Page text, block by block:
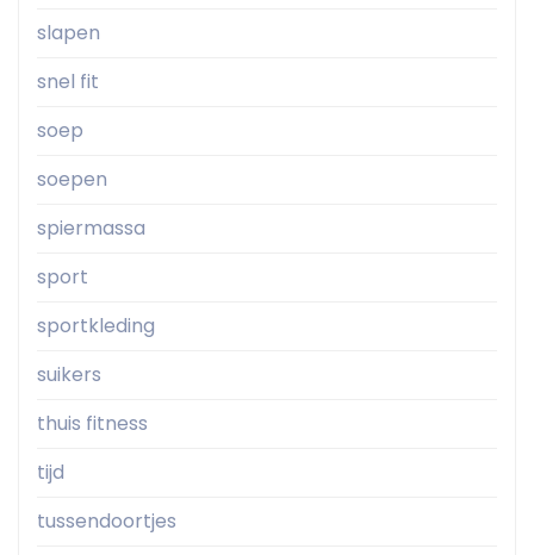
slapen
snel fit
soep
soepen
spiermassa
sport
sportkleding
suikers
thuis fitness
tijd
tussendoortjes